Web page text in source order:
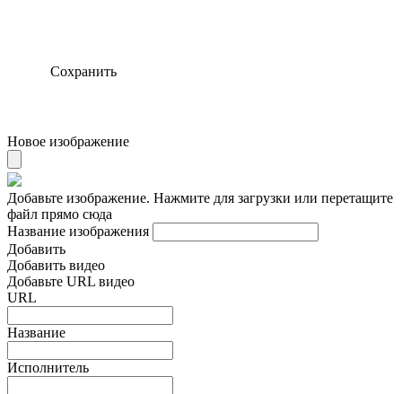
Сохранить
Новое изображение
Добавьте изображение. Нажмите для загрузки или перетащите
файл прямо сюда
Название изображения
Добавить
Добавить видео
Добавьте URL видео
URL
Название
Исполнитель